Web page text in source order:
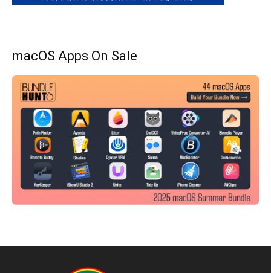
macOS Apps On Sale